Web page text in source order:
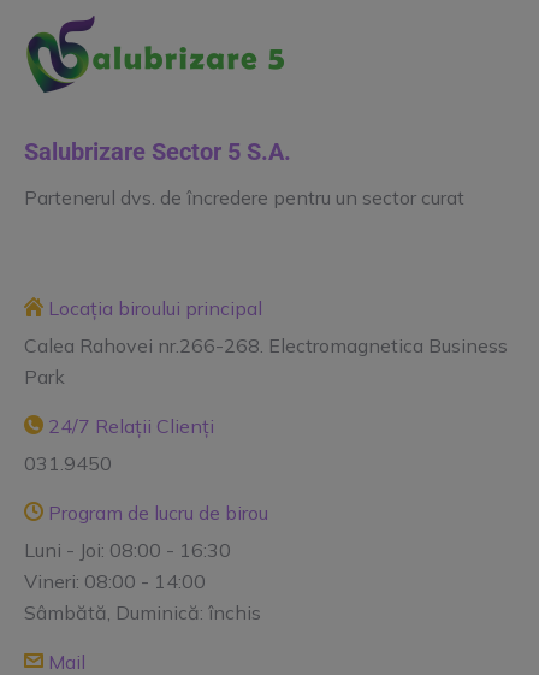
Salubrizare Sector 5 S.A.
Partenerul dvs. de încredere pentru un sector curat
Locația biroului principal
Calea Rahovei nr.266-268. Electromagnetica Business
Park
24/7 Relații Clienți
031.9450
Program de lucru de birou
Luni - Joi: 08:00 - 16:30
Vineri: 08:00 - 14:00
Sâmbătă, Duminică: închis
Mail